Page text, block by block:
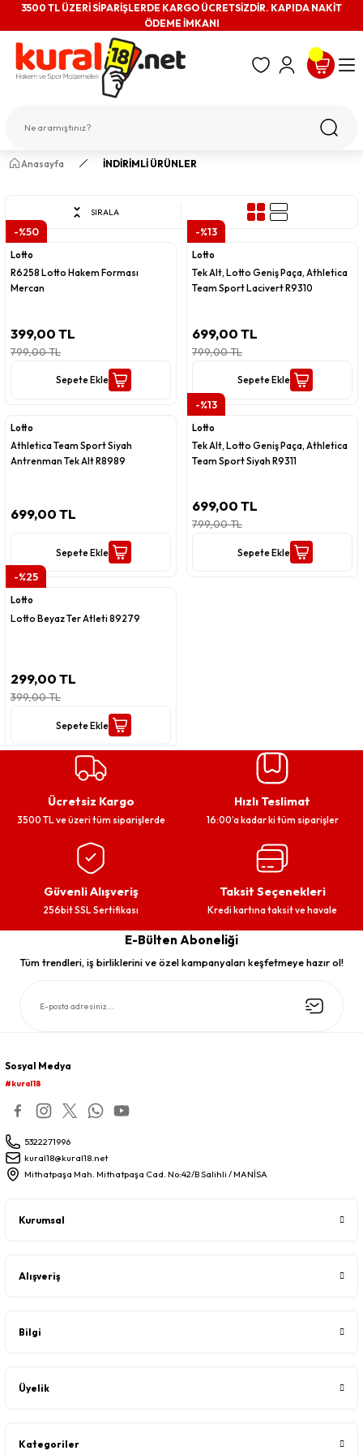
3500 TL ÜZERİ SİPARİŞLERDE KARGO ÜCRETSİZDİR. KAPIDA NAKİT
ÖDEME İMKANI
Anasayfa İNDİRİMLİ ÜRÜNLER
SIRALA
-%50
Lotto
R6258 Lotto Hakem Forması
Mercan
399,00 TL
799,00 TL
Sepete Ekle
-%13
Lotto
Tek Alt, Lotto Geniş Paça, Athletica
Team Sport Lacivert R9310
699,00 TL
799,00 TL
Sepete Ekle
Lotto
Athletica Team Sport Siyah
Antrenman Tek Alt R8989
699,00 TL
Sepete Ekle
-%13
Lotto
Tek Alt, Lotto Geniş Paça, Athletica
Team Sport Siyah R9311
699,00 TL
799,00 TL
Sepete Ekle
-%25
Lotto
Lotto Beyaz Ter Atleti 89279
299,00 TL
399,00 TL
Sepete Ekle
Ücretsiz Kargo
3500 TL ve üzeri tüm siparişlerde
Hızlı Teslimat
16:00’a kadar ki tüm siparişler
Güvenli Alışveriş
256bit SSL Sertifikası
Taksit Seçenekleri
Kredi kartına taksit ve havale
E-Bülten Aboneliği
Tüm trendleri, iş birliklerini ve özel kampanyaları keşfetmeye hazır ol!
Sosyal Medya
#kural18
5322271996
kural18@kural18.net
Mithatpaşa Mah. Mithatpaşa Cad. No:42/B Salihli / MANİSA
Kurumsal
Alışveriş
Bilgi
Üyelik
Kategoriler